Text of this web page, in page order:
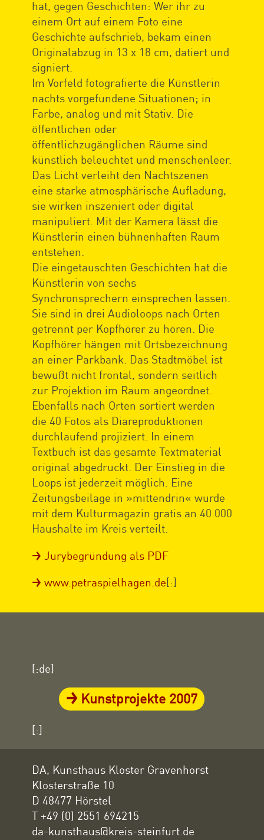
hat, gegen Geschichten: Wer ihr zu
einem Ort auf einem Foto eine
Geschichte aufschrieb, bekam einen
Originalabzug in 13 x 18 cm, datiert und
signiert.
Im Vorfeld fotografierte die Künstlerin
nachts vorgefundene Situationen; in
Farbe, analog und mit Stativ. Die
öffentlichen oder
öffentlichzugänglichen Räume sind
künstlich beleuchtet und menschenleer.
Das Licht verleiht den Nachtszenen
eine starke atmosphärische Aufladung,
sie wirken inszeniert oder digital
manipuliert. Mit der Kamera lässt die
Künstlerin einen bühnenhaften Raum
entstehen.
Die eingetauschten Geschichten hat die
Künstlerin von sechs
Synchronsprechern einsprechen lassen.
Sie sind in drei Audioloops nach Orten
getrennt per Kopfhörer zu hören. Die
Kopfhörer hängen mit Ortsbezeichnung
an einer Parkbank. Das Stadtmöbel ist
bewußt nicht frontal, sondern seitlich
zur Projektion im Raum angeordnet.
Ebenfalls nach Orten sortiert werden
die 40 Fotos als Diareproduktionen
durchlaufend projiziert. In einem
Textbuch ist das gesamte Textmaterial
original abgedruckt. Der Einstieg in die
Loops ist jederzeit möglich. Eine
Zeitungsbeilage in »mittendrin« wurde
mit dem Kulturmagazin gratis an 40 000
Haushalte im Kreis verteilt.
Jurybegründung als PDF
www.petraspielhagen.de[:]
[:de]
Kunstprojekte 2007
[:]
DA, Kunsthaus Kloster Gravenhorst
Klosterstraße 10
D 48477 Hörstel
T +49 (0) 2551 694215
da-kunsthaus@kreis-steinfurt.de